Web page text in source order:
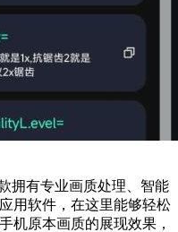
有专业画质处理、智能
用软件，在这里能够轻松
机原本画质的展现效果，